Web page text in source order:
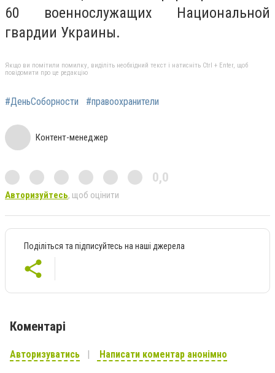
60 военнослужащих Национальной
гвардии Украины.
Якщо ви помітили помилку, виділіть необхідний текст і натисніть Ctrl + Enter, щоб
повідомити про це редакцію
#ДеньСоборности #правоохранители
Контент-менеджер
0,0
Авторизуйтесь, щоб оцінити
Поділіться та підписуйтесь на наші джерела
Коментарі
Авторизуватись Написати коментар анонімно